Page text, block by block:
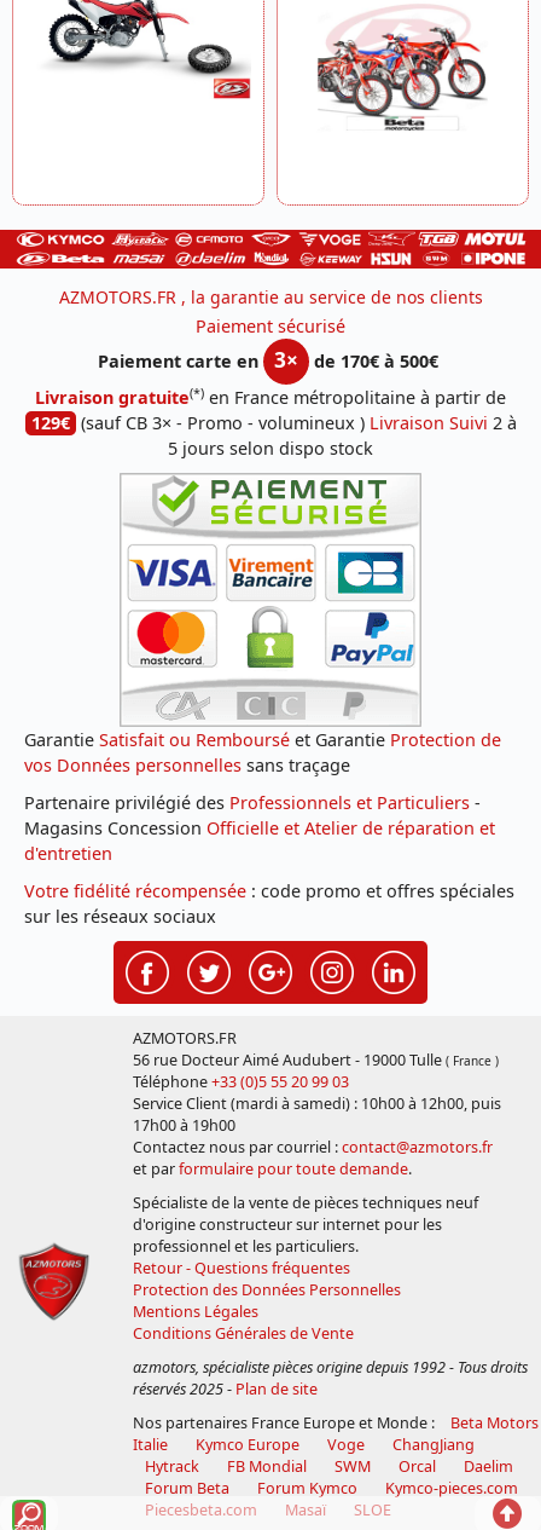
AZMOTORS.FR , la garantie au service de nos clients
Paiement sécurisé
Paiement carte en
3×
de 170€ à 500€
Livraison gratuite(*) en France métropolitaine à partir de
129€ (sauf CB 3× - Promo - volumineux ) Livraison Suivi 2 à
5 jours selon dispo stock
Garantie Satisfait ou Remboursé et Garantie Protection de
vos Données personnelles sans traçage
Partenaire privilégié des Professionnels et Particuliers -
Magasins Concession Officielle et Atelier de réparation et
d'entretien
Votre fidélité récompensée : code promo et offres spéciales
sur les réseaux sociaux
AZMOTORS.FR
56 rue Docteur Aimé Audubert - 19000 Tulle ( France )
Téléphone+33 (0)5 55 20 99 03
Service Client (mardi à samedi) : 10h00 à 12h00, puis
17h00 à 19h00
Contactez nous par courriel :contact@azmotors.fr
et parformulaire pour toute demande.
Spécialiste de la vente de pièces techniques neuf
d'origine constructeur sur internet pour les
professionnel et les particuliers.
Retour - Questions fréquentes
Protection des Données Personnelles
Mentions Légales
Conditions Générales de Vente
azmotors, spécialiste pièces origine depuis 1992 - Tous droits
réservés 2025- Plan de site
Nos partenaires France Europe et Monde :
Beta Motors
Italie
Kymco Europe Voge
ChangJiang
Hytrack
FB Mondial SWM Orcal
Daelim
Forum Beta
Forum Kymco
Kymco-pieces.com
Piecesbeta.com
Masaï SLOE
Voir